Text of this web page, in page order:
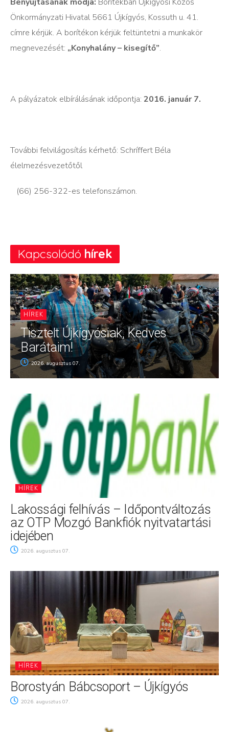
Önkormányzati Hivatal 5661 Újkígyós, Kossuth u. 41.
címre kérjük. A borítékon kérjük feltüntetni a munkakör
megnevezését: „Konyhalány – kisegítő”.
A pályázatok elbírálásának időpontja: 2016. január 7.
További felvilágosítás kérhető: Schríffert Béla
élelmezésvezetőtől
(66) 256-322-es telefonszámon.
Kapcsolódó hírek
HÍREK
Tisztelt Újkígyósiak, Kedves
Barátaim!
2026. augusztus 07.
HÍREK
Lakossági felhívás – Időpontváltozás
az OTP Mozgó Bankfiók nyitvatartási
idejében
2026. augusztus 07.
HÍREK
Borostyán Bábcsoport – Újkígyós
2026. augusztus 07.